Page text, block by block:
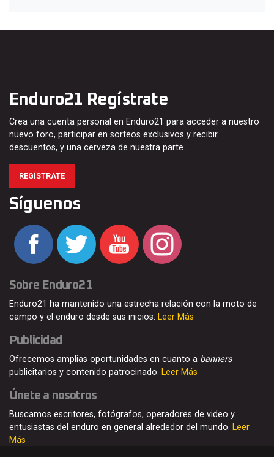
Enduro21 Regístrate
Crea una cuenta personal en Enduro21 para acceder a nuestro
nuevo foro, participar en sorteos exclusivos y recibir
descuentos, y una cerveza de nuestra parte…
REGÍSTRATE
Síguenos
Sobre Enduro21
Enduro21 ha mantenido una estrecha relación con la moto de
campo y el enduro desde sus inicios. Leer Más
Publicidad
Ofrecemos amplias oportunidades en cuanto a banners
publicitarios y contenido patrocinado. Leer Más
Únete a nosotros
Buscamos escritores, fotógrafos, operadores de video y
entusiastas del enduro en general alrededor del mundo. Leer
Más